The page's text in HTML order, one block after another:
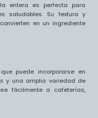
entera es perfecta para
saludables. Su textura y
en un ingrediente
puede incorporarse en
y una amplia variedad de
fácilmente a cafeterías,